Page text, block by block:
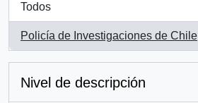
Todos
Policía de Investigaciones de Chile
, 1 resultados
Nivel de descripción